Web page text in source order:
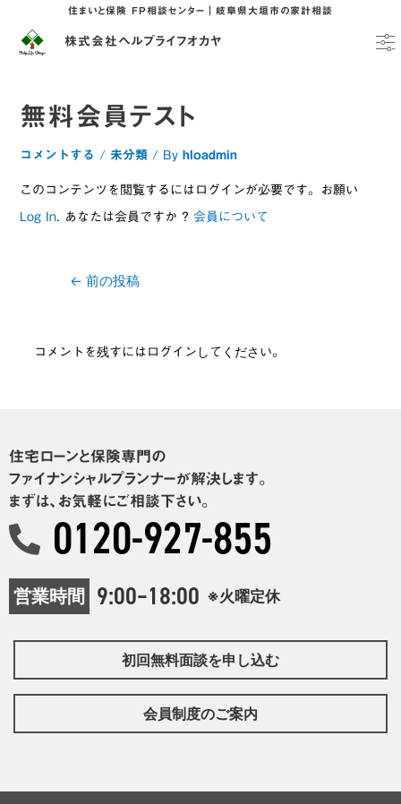
住まいと保険 FP相談センター｜岐阜県大垣市の家計相談
株式会社ヘルプライフオカヤ
無料会員テスト
コメントする / 未分類 / By hloadmin
このコンテンツを閲覧するにはログインが必要です。お願い
Log In. あなたは会員ですか ? 会員について
← 前の投稿
コメントを残すにはログインしてください。
住宅ローンと保険専門の
ファイナンシャルプランナーが解決します。
まずは、お気軽にご相談下さい。
0120-927-855
営業時間 9:00–18:00 ※火曜定休
初回無料面談を申し込む
会員制度のご案内